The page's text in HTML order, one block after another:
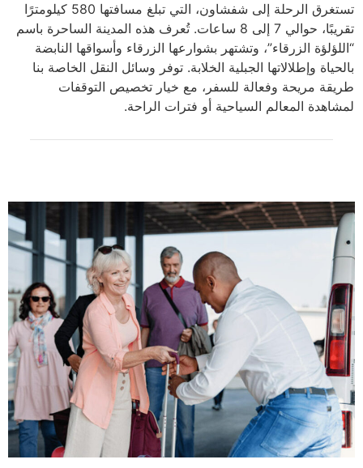
تستغرق الرحلة إلى شفشاون، التي تبلغ مسافتها 580 كيلومترًا
تقريبًا، حوالي 7 إلى 8 ساعات. تُعرف هذه المدينة الساحرة باسم
“اللؤلؤة الزرقاء”، وتشتهر بشوارعها الزرقاء وأسواقها النابضة
بالحياة وإطلالاتها الجبلية الخلابة. توفر وسائل النقل الخاصة بنا
طريقة مريحة وفعالة للسفر، مع خيار تخصيص التوقفات
لمشاهدة المعالم السياحية أو فترات الراحة.